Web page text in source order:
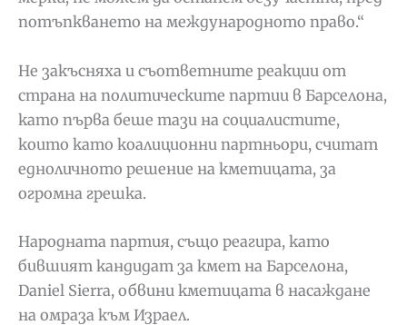
потъпкването на международното право.“
Не закъсняха и съответните реакции от
страна на политическите партии в Барселона,
като първа беше тази на социалистите,
които като коалиционни партньори, считат
едноличното решение на кметицата, за
огромна грешка.
Народната партия, също реагира, като
бившият кандидат за кмет на Барселона,
Daniel Sierra, обвини кметицата в насаждане
на омраза към Израел.